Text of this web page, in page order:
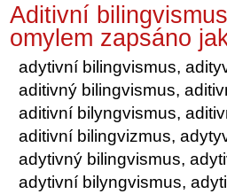
Aditivní
omylem zapsáno
adytivní bilingvismus,
aditivný bilingvismus,
aditivní bilyngvismus,
aditivní bilingvizmus,
adytivný bilingvismus,
adytivní bilyngvismus,